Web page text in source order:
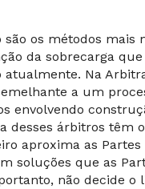
são os métodos
da sobrecarga
atualmente. Na
a um
envolvendo
desses árbitros têm
aproxima as
soluções que as
não decide